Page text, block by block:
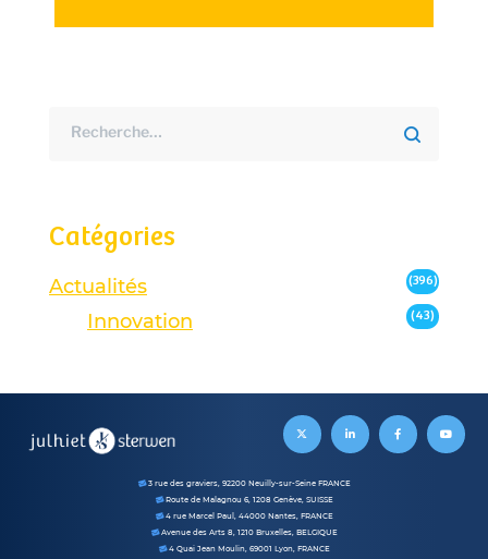
Catégories
Actualités (396)
Innovation (43)
3 rue des graviers, 92200 Neuilly-sur-Seine FRANCE
Route de Malagnou 6, 1208 Genève, SUISSE
4 rue Marcel Paul, 44000 Nantes, FRANCE
Avenue des Arts 8, 1210 Bruxelles, BELGIQUE
4 Quai Jean Moulin, 69001 Lyon, FRANCE